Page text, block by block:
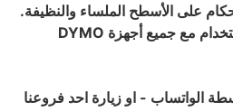
على الأسطح الملساء والنظيفة.
التوافق: مصمم للاستخدام مع جميع أجهزة DYMO
الواتساب - او زيارة احد فروعنا